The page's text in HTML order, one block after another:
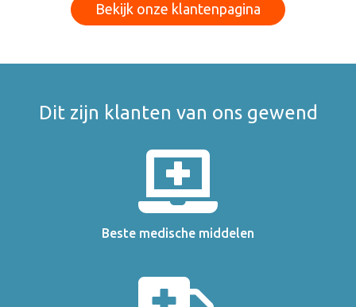
Bekijk onze klantenpagina
Dit zijn klanten van ons gewend
Beste medische middelen